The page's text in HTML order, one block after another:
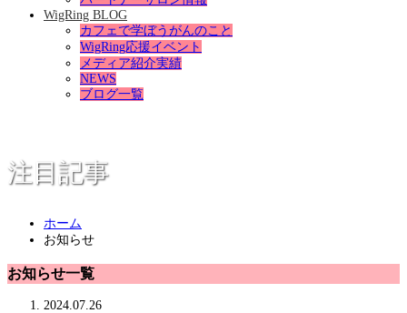
WigRing BLOG
カフェで学ぼうがんのこと
WigRing応援イベント
メディア紹介実績
NEWS
ブログ一覧
注目記事
ホーム
お知らせ
お知らせ一覧
2024.07.26